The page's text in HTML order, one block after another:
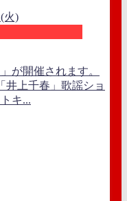
が開催されます。
井上千春」歌謡ショ
キ...